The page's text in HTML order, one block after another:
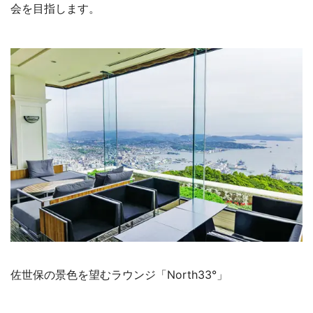
会を目指します。
佐世保の景色を望むラウンジ「North33°」